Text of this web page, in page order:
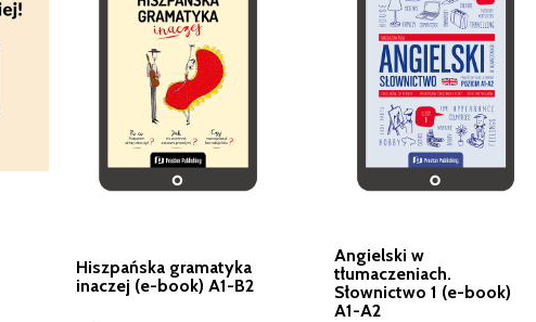
Hiszpańska gramatyka
inaczej (e-book) A1-B2
Angielski w
tłumaczeniach.
Słownictwo 1 (e-book)
A1-A2